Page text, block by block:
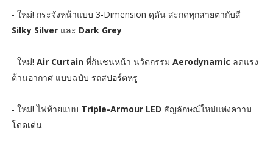
- ใหม่! กระจังหน้าแบบ 3-Dimension ดุดัน สะกดทุกสายตากับสี
Silky Silver และ Dark Grey
- ใหม่! Air Curtainที่กันชนหน้า นวัตกรรม Aerodynamic ลดแรง
ต้านอากาศ แบบฉบับ รถสปอร์ตหรู
- ใหม่! ไฟท้ายแบบ Triple-Armour LED สัญลักษณ์ใหม่แห่งความ
โดดเด่น